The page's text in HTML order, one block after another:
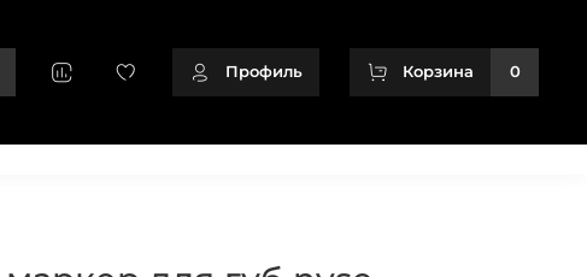
Профиль Корзина 0